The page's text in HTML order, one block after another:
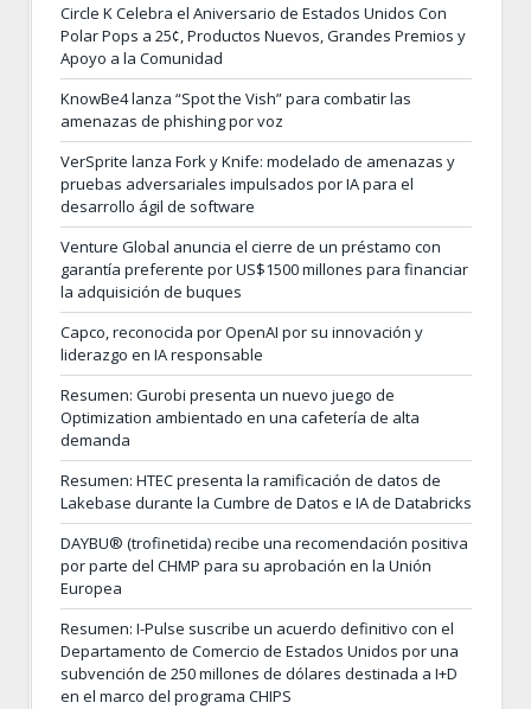
Circle K Celebra el Aniversario de Estados Unidos Con
Polar Pops a 25¢, Productos Nuevos, Grandes Premios y
Apoyo a la Comunidad
KnowBe4 lanza “Spot the Vish” para combatir las
amenazas de phishing por voz
VerSprite lanza Fork y Knife: modelado de amenazas y
pruebas adversariales impulsados por IA para el
desarrollo ágil de software
Venture Global anuncia el cierre de un préstamo con
garantía preferente por US$1500 millones para financiar
la adquisición de buques
Capco, reconocida por OpenAI por su innovación y
liderazgo en IA responsable
Resumen: Gurobi presenta un nuevo juego de
Optimization ambientado en una cafetería de alta
demanda
Resumen: HTEC presenta la ramificación de datos de
Lakebase durante la Cumbre de Datos e IA de Databricks
DAYBU® (trofinetida) recibe una recomendación positiva
por parte del CHMP para su aprobación en la Unión
Europea
Resumen: I-Pulse suscribe un acuerdo definitivo con el
Departamento de Comercio de Estados Unidos por una
subvención de 250 millones de dólares destinada a I+D
en el marco del programa CHIPS